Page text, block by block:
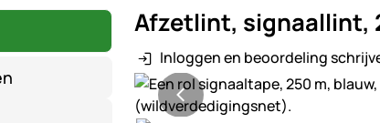
Afzetlint, signaallint,
Inloggen en beoordeling
Productgalerij